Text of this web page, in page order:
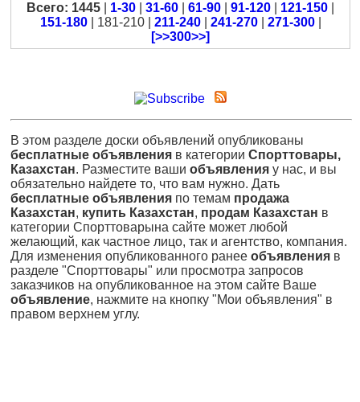
Всего: 1445 1-30 31-60 61-90 91-120 121-150
151-180| 181-210 | 211-240| 241-270| 271-300|
[>>300>>]
В этом разделе доски объявлений опубликованы
бесплатные объявления в категории Спорттовары,
Казахстан. Разместите ваши объявления у нас, и вы
обязательно найдете то, что вам нужно. Дать
бесплатные объявления по темам продажа
Казахстан, купить Казахстан, продам Казахстан в
категории Спорттоварына сайте может любой
желающий, как частное лицо, так и агентство, компания.
Для изменения опубликованного ранее объявления в
разделе "Спорттовары" или просмотра запросов
заказчиков на опубликованное на этом сайте Ваше
объявление, нажмите на кнопку "Мои объявления" в
правом верхнем углу.